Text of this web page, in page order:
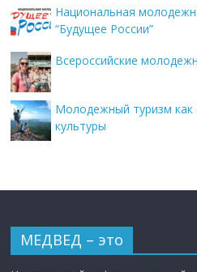
Национальная
“Будущее России”
Всероссийские
Молодежный туризм
культуры
МЕДВЕД – это